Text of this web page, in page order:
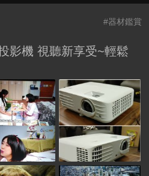
#器材鑑賞
影機 視聽新享受~輕鬆